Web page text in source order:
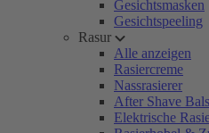
Gesichtsmasken
Gesichtspeeling
Rasur
Alle anzeigen
Rasiercreme
Nassrasierer
After Shave
Elektrische